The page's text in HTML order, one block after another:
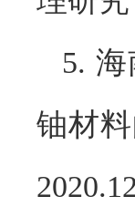
5.
铀材